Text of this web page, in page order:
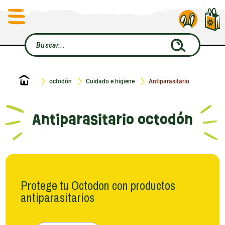
Inicio octodón Cuidado e higiene Antiparasitario
Antiparasitario octodón
Protege tu Octodon con productos
antiparasitarios